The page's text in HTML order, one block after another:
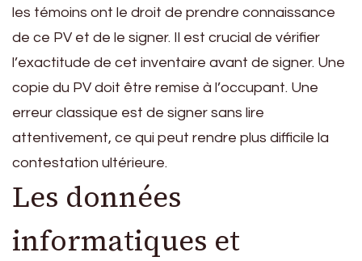
les témoins ont le droit de prendre connaissance
de ce PV et de le signer. Il est crucial de vérifier
l’exactitude de cet inventaire avant de signer. Une
copie du PV doit être remise à l’occupant. Une
erreur classique est de signer sans lire
attentivement, ce qui peut rendre plus difficile la
contestation ultérieure.
Les données
informatiques et